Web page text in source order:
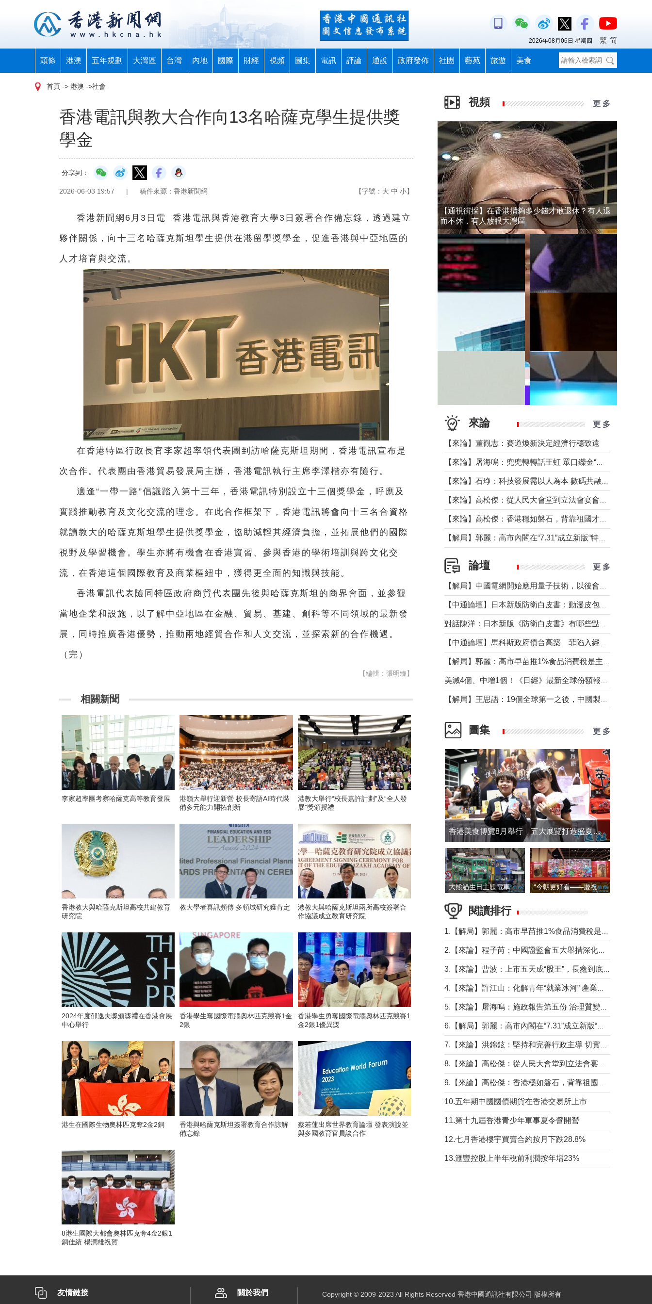
頭條 港澳 五年規劃 大灣區 台灣 內地 國際 財經 視頻 圖集 電訊 評論 通說 政府發佈 社團 藝苑 旅遊 美食
2026年08月06日 星期四 繁 简
首頁 -> 港澳 ->社會
香港電訊與教大合作向13名哈薩克學生提供獎
學金
分享到：
2026-06-03 19:57 | 稿件來源：香港新聞網 【字號： 大 中 小】
香港新聞網6月3日電 香港電訊與香港教育大學3日簽署合作備忘錄，透過建立
夥伴關係，向十三名哈薩克斯坦學生提供在港留學獎學金，促進香港與中亞地區的
人才培育與交流。
在香港特區行政長官李家超率領代表團到訪哈薩克斯坦期間，香港電訊宣布是
次合作。代表團由香港貿易發展局主辦，香港電訊執行主席李澤楷亦有隨行。
適逢“一帶一路”倡議踏入第十三年，香港電訊特別設立十三個獎學金，呼應及
實踐推動教育及文化交流的理念。在此合作框架下，香港電訊將會向十三名合資格
就讀教大的哈薩克斯坦學生提供獎學金，協助減輕其經濟負擔，並拓展他們的國際
視野及學習機會。學生亦將有機會在香港實習、參與香港的學術培訓與跨文化交
流，在香港這個國際教育及商業樞紐中，獲得更全面的知識與技能。
香港電訊代表隨同特區政府商貿代表團先後與哈薩克斯坦的商界會面，並參觀
當地企業和設施，以了解中亞地區在金融、貿易、基建、創科等不同領域的最新發
展，同時推廣香港優勢，推動兩地經貿合作和人文交流，並探索新的合作機遇。
（完）
【編輯：張明臻】
相關新聞
李家超率團考察哈薩克高等教育發展
港嶺大舉行迎新營 校長寄語AI時代裝
備多元能力開拓創新
港教大舉行“校長嘉許計劃”及“全人發
展”獎頒授禮
香港教大與哈薩克斯坦高校共建教育
研究院
教大學者喜訊頻傳 多領域研究獲肯定
港教大與哈薩克斯坦兩所高校簽署合
作協議成立教育研究院
2024年度邵逸夫獎頒獎禮在香港會展
中心舉行
香港學生奪國際電腦奧林匹克競賽1金
2銀
香港學生勇奪國際電腦奧林匹克競賽1
金2銀1優異獎
港生在國際生物奧林匹克奪2金2銅
香港與哈薩克斯坦簽署教育合作諒解
備忘錄
蔡若蓮出席世界教育論壇 發表演說並
與多國教育官員談合作
8港生國際大都會奧林匹克奪4金2銀1
銅佳績 楊潤雄祝賀
視頻 更 多
【通視街採】在香港攢夠多少錢才敢退休？有人退
而不休，有人放眼大灣區
來論 更 多
【來論】董觀志：賽道煥新決定經濟行穩致遠
論壇 更 多
圖集 更 多
香港美食博覽8月舉行 五大展覽打造盛夏嘉年華
大熊貓生日主題電車在香港島行駛 “今朝更好看——慶祝中國共產黨成立105周年名家作品展”6日起舉行
閱讀排行
10.五年期中國國債期貨在香港交易所上市
11.第十九屆香港青少年軍事夏令營開營
12.七月香港樓宇買賣合約按月下跌28.8%
13.滙豐控股上半年稅前利潤按年增23%
友情鏈接 關於我們 Copyright © 2009-2023 All Rights Reserved 香港中國通訊社有限公司 版權所有